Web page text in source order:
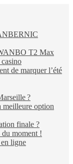
T2 Max
de marquer l’été
?
meilleure option
finale ?
du moment !
ligne